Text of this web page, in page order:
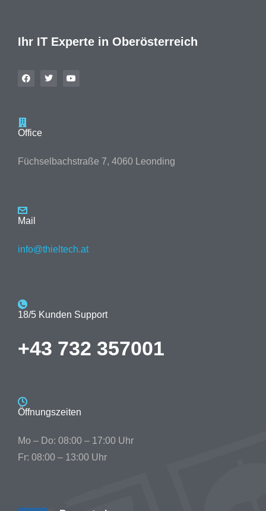
Ihr IT Experte in Oberösterreich
Office
Füchselbachstraße 7, 4060 Leonding
Mail
info@thieltech.at
18/5 Kunden Support
+43 732 357001
Öffnungszeiten
Mo – Do: 08:00 – 17:00 Uhr
Fr: 08:00 – 13:00 Uhr